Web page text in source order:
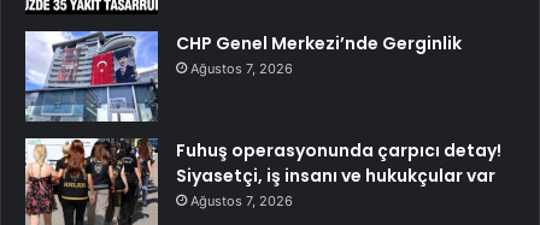
CHP Genel Merkezi’nde Gerginlik
Ağustos 7, 2026
Fuhuş operasyonunda çarpıcı detay!
Siyasetçi, iş insanı ve hukukçular var
Ağustos 7, 2026